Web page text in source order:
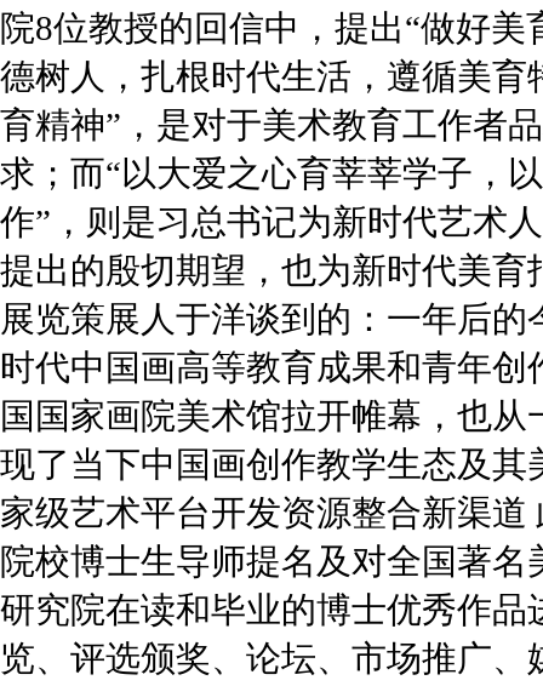
院8位教授的回信中，提出“做好美
德树人，扎根时代生活，遵循美育
育精神”，是对于美术教育工作者
求；而“以大爱之心育莘莘学子，
作”，则是习总书记为新时代艺术
提出的殷切期望，也为新时代美育
展览策展人于洋谈到的：一年后的
时代中国画高等教育成果和青年创
国国家画院美术馆拉开帷幕，也从
现了当下中国画创作教学生态及其
家级艺术平台开发资源整合新渠道
院校博士生导师提名及对全国著名
研究院在读和毕业的博士优秀作品
览、评选颁奖、论坛、市场推广、